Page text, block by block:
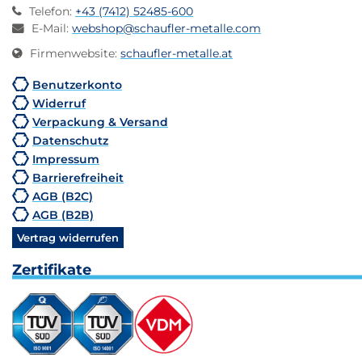
Telefon: +43 (7412) 52485-600
E-Mail: webshop@schaufler-metalle.com
Firmenwebsite: schaufler-metalle.at
Benutzerkonto
Widerruf
Verpackung & Versand
Datenschutz
Impressum
Barrierefreiheit
AGB (B2C)
AGB (B2B)
Vertrag widerrufen
Zertifikate